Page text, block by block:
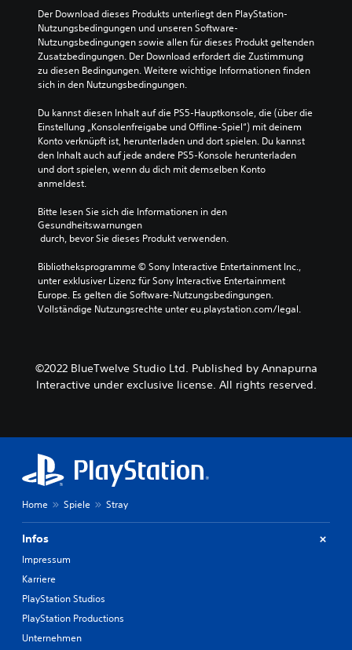
Der Download dieses Produkts unterliegt den PlayStation-
Nutzungsbedingungen und unseren Software-
Nutzungsbedingungen sowie allen für dieses Produkt geltenden
Zusatzbedingungen. Der Download erfordert die Zustimmung
zu diesen Bedingungen. Weitere wichtige Informationen finden
sich in den Nutzungsbedingungen.
Du kannst diesen Inhalt auf die PS5-Hauptkonsole, die (über die
Einstellung „Konsolenfreigabe und Offline-Spiel“) mit deinem
Konto verknüpft ist, herunterladen und dort spielen. Du kannst
den Inhalt auch auf jede andere PS5-Konsole herunterladen
und dort spielen, wenn du dich mit demselben Konto
anmeldest.
Bitte lesen Sie sich die Informationen in den
Gesundheitswarnungen
durch, bevor Sie dieses Produkt verwenden.
Bibliotheksprogramme © Sony Interactive Entertainment Inc.,
unter exklusiver Lizenz für Sony Interactive Entertainment
Europe. Es gelten die Software-Nutzungsbedingungen.
Vollständige Nutzungsrechte unter eu.playstation.com/legal.
©2022 BlueTwelve Studio Ltd. Published by Annapurna
Interactive under exclusive license. All rights reserved.
Home Spiele Stray
Infos
Impressum
Karriere
PlayStation Studios
PlayStation Productions
Unternehmen